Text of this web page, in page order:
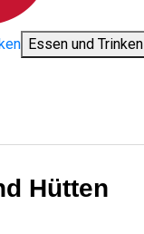
Essen und Trinken
Hütten